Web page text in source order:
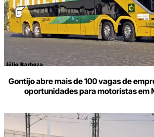
Gontijo abre mais de 100 vagas de
oportunidades para motoristas em